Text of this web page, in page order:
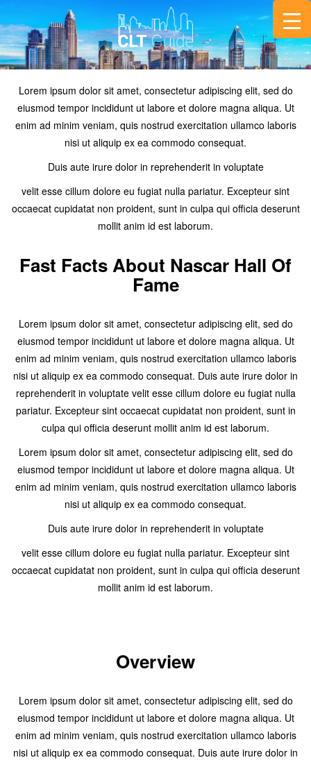
Lorem ipsum dolor sit amet, consectetur adipiscing elit, sed do
eiusmod tempor incididunt ut labore et dolore magna aliqua. Ut
enim ad minim veniam, quis nostrud exercitation ullamco laboris
nisi ut aliquip ex ea commodo consequat.
Duis aute irure dolor in reprehenderit in voluptate
velit esse cillum dolore eu fugiat nulla pariatur. Excepteur sint
occaecat cupidatat non proident, sunt in culpa qui officia deserunt
mollit anim id est laborum.
Fast Facts About Nascar Hall Of
Fame
Lorem ipsum dolor sit amet, consectetur adipiscing elit, sed do
eiusmod tempor incididunt ut labore et dolore magna aliqua. Ut
enim ad minim veniam, quis nostrud exercitation ullamco laboris
nisi ut aliquip ex ea commodo consequat. Duis aute irure dolor in
reprehenderit in voluptate velit esse cillum dolore eu fugiat nulla
pariatur. Excepteur sint occaecat cupidatat non proident, sunt in
culpa qui officia deserunt mollit anim id est laborum.
Lorem ipsum dolor sit amet, consectetur adipiscing elit, sed do
eiusmod tempor incididunt ut labore et dolore magna aliqua. Ut
enim ad minim veniam, quis nostrud exercitation ullamco laboris
nisi ut aliquip ex ea commodo consequat.
Duis aute irure dolor in reprehenderit in voluptate
velit esse cillum dolore eu fugiat nulla pariatur. Excepteur sint
occaecat cupidatat non proident, sunt in culpa qui officia deserunt
mollit anim id est laborum.
Overview
Lorem ipsum dolor sit amet, consectetur adipiscing elit, sed do
eiusmod tempor incididunt ut labore et dolore magna aliqua. Ut
enim ad minim veniam, quis nostrud exercitation ullamco laboris
nisi ut aliquip ex ea commodo consequat. Duis aute irure dolor in